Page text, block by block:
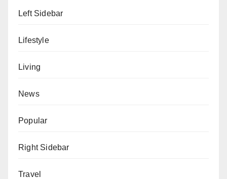
Left Sidebar
Lifestyle
Living
News
Popular
Right Sidebar
Travel